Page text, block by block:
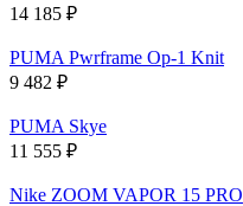
14 185 ₽
PUMA Pwrframe Op-1 Knit
9 482 ₽
PUMA Skye
11 555 ₽
Nike ZOOM VAPOR 15 PRO